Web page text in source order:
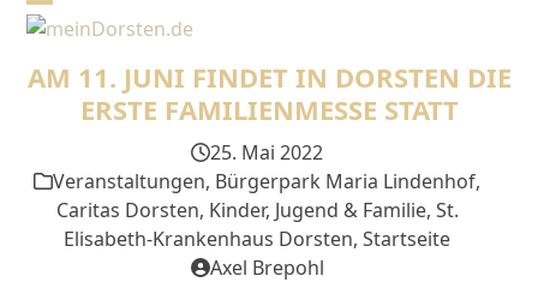
Skip
content
Open
mobile
menu
Close
mobile
menu
AM 11. JUNI FINDET IN DORSTEN DIE
ERSTE FAMILIENMESSE STATT
25. Mai 2022
Veranstaltungen, Bürgerpark Maria Lindenhof,
Caritas Dorsten, Kinder, Jugend & Familie, St.
Elisabeth-Krankenhaus Dorsten, Startseite
Axel Brepohl